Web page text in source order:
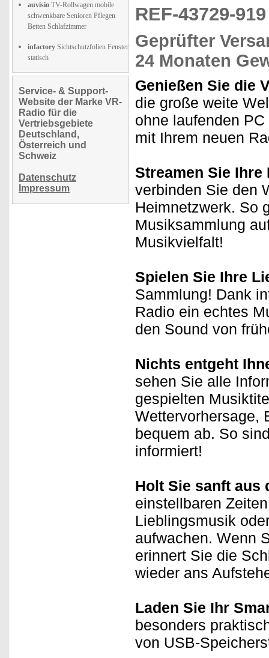
auvisio TV-Rollwagen mobile
schwenkbare Senioren Pflegen
Betten Schlafzimmer
infactory Sichtschutzfolien Fenster
statisch
Service- & Support-
Website der Marke VR-
Radio für die
Vertriebsgebiete
Deutschland,
Österreich und
Schweiz
Datenschutz
Impressum
REF-43729-
Geprüfter
24 Monaten
Genießen Sie die
die große weite
ohne laufenden
mit Ihrem neuen
Streamen Sie Ihre
verbinden Sie den
Heimnetzwerk. So
Musiksammlung
Musikvielfalt!
Spielen Sie Ihre
Sammlung! Dank
Radio ein echtes
den Sound von
Nichts entgeht
sehen Sie alle
gespielten
Wettervorhersage,
bequem ab. So
informiert!
Holt Sie sanft aus
einstellbaren
Lieblingsmusik
aufwachen. Wenn
erinnert Sie die
wieder ans
Laden Sie Ihr
besonders
von USB-